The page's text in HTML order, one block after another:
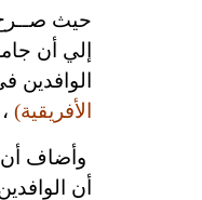
حيث صــرح
إلي أن
الوافدين
الأفريقية)
وأضاف أن
أن